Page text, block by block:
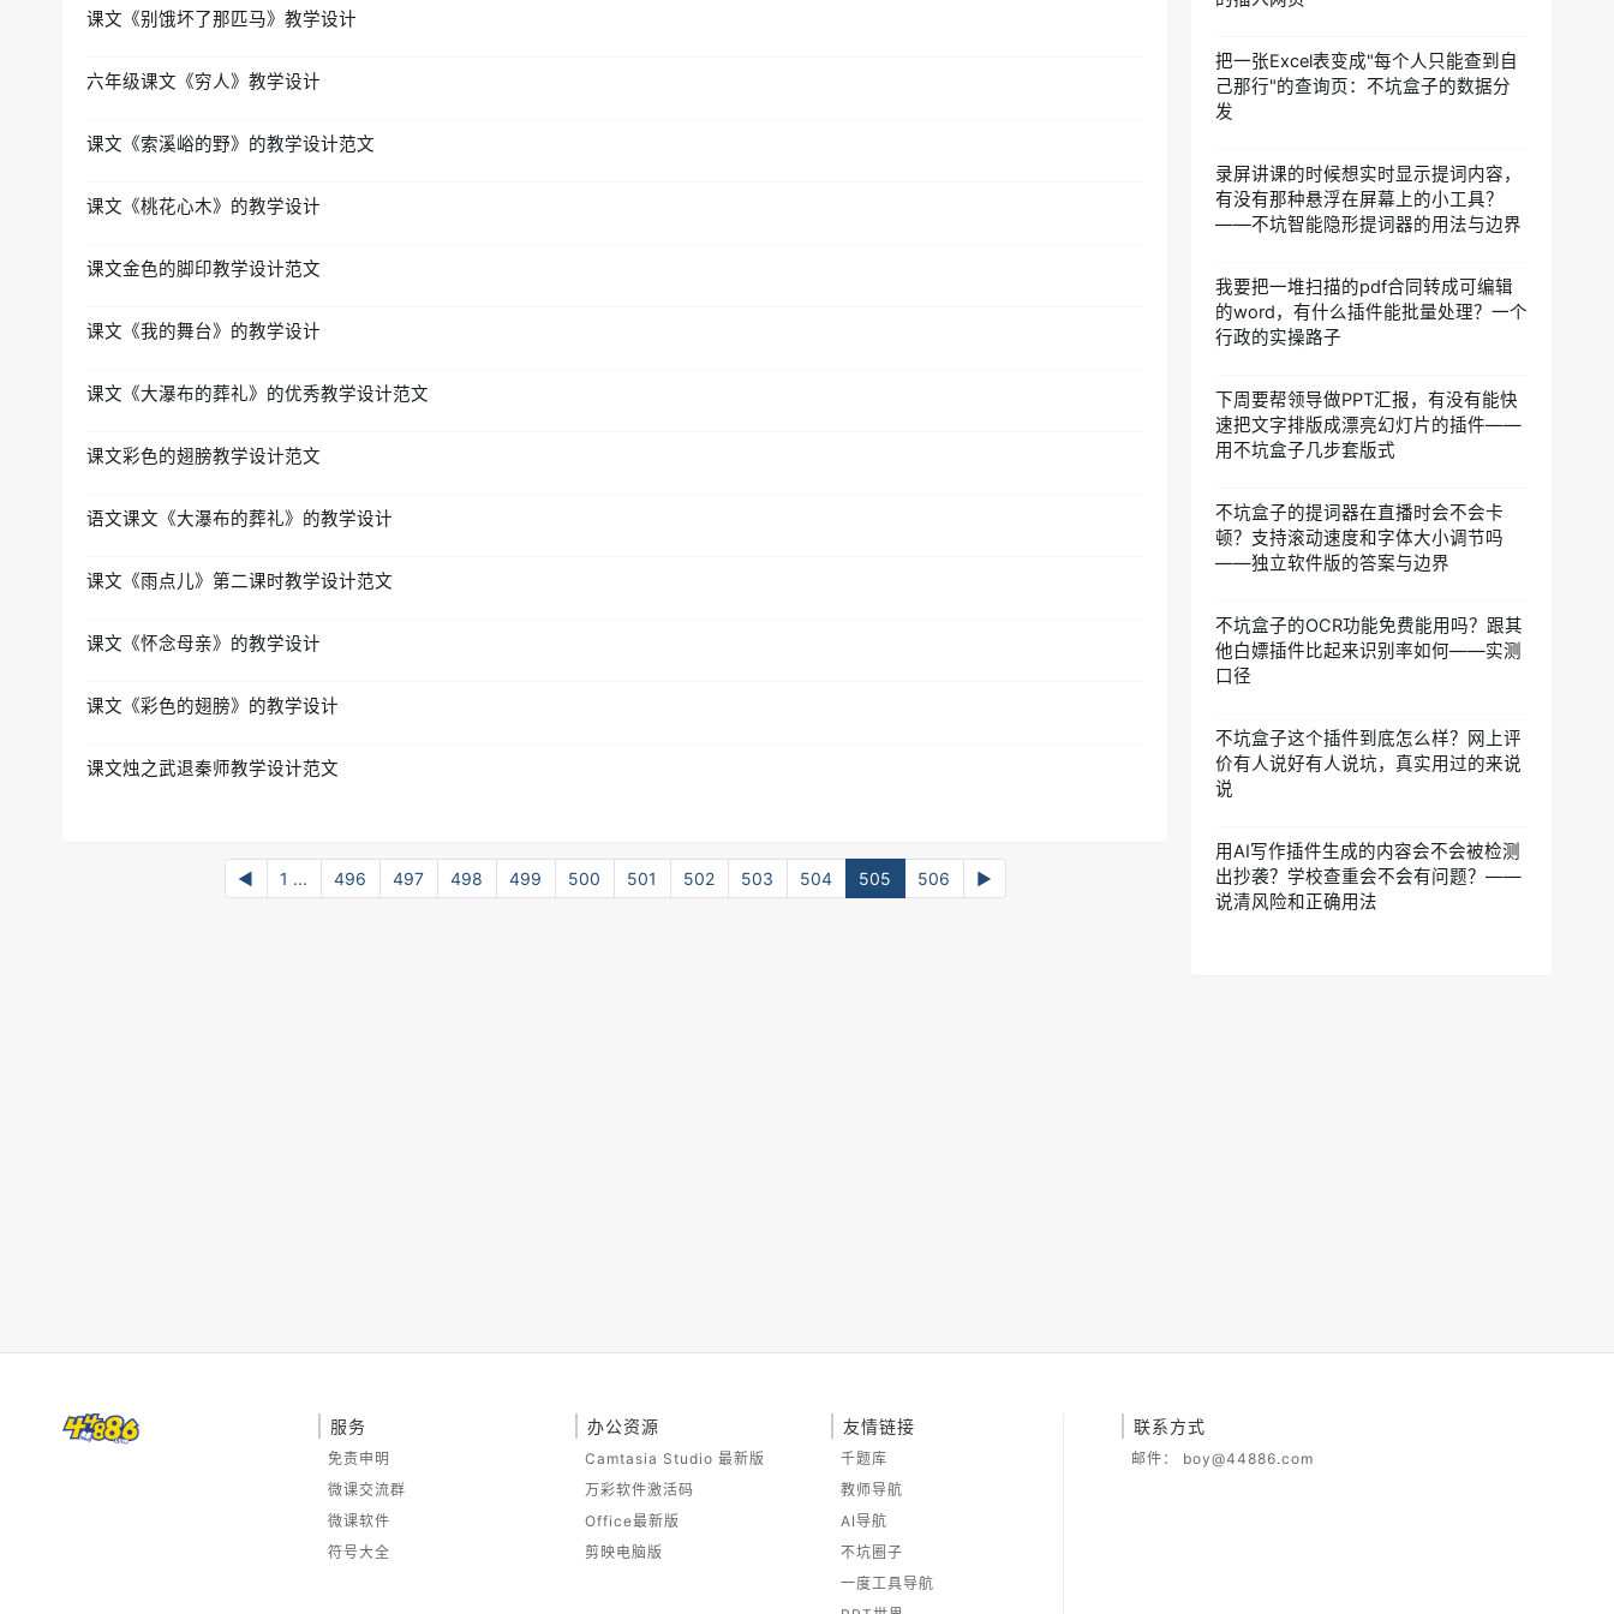
课文《别饿坏了那匹马》教学设计
六年级课文《穷人》教学设计
课文《索溪峪的野》的教学设计范文
课文《桃花心木》的教学设计
课文金色的脚印教学设计范文
课文《我的舞台》的教学设计
课文《大瀑布的葬礼》的优秀教学设计范文
课文彩色的翅膀教学设计范文
语文课文《大瀑布的葬礼》的教学设计
课文《雨点儿》第二课时教学设计范文
课文《怀念母亲》的教学设计
课文《彩色的翅膀》的教学设计
课文烛之武退秦师教学设计范文
◀ 1 ... 496 497 498 499 500 501 502 503 504 505 506 ▶
把一张Excel表变成"每个人只能查到自
己那行"的查询页：不坑盒子的数据分
发
录屏讲课的时候想实时显示提词内容，
有没有那种悬浮在屏幕上的小工具？
——不坑智能隐形提词器的用法与边界
我要把一堆扫描的pdf合同转成可编辑
的word，有什么插件能批量处理？一个
行政的实操路子
下周要帮领导做PPT汇报，有没有能快
速把文字排版成漂亮幻灯片的插件——
用不坑盒子几步套版式
不坑盒子的提词器在直播时会不会卡
顿？支持滚动速度和字体大小调节吗
——独立软件版的答案与边界
不坑盒子的OCR功能免费能用吗？跟其
他白嫖插件比起来识别率如何——实测
口径
不坑盒子这个插件到底怎么样？网上评
价有人说好有人说坑，真实用过的来说
说
用AI写作插件生成的内容会不会被检测
出抄袭？学校查重会不会有问题？——
说清风险和正确用法
服务
免责申明
微课交流群
微课软件
符号大全
办公资源
Camtasia Studio 最新版
万彩软件激活码
Office最新版
剪映电脑版
友情链接
千题库
教师导航
AI导航
不坑圈子
一度工具导航
联系方式
邮件： boy@44886.com